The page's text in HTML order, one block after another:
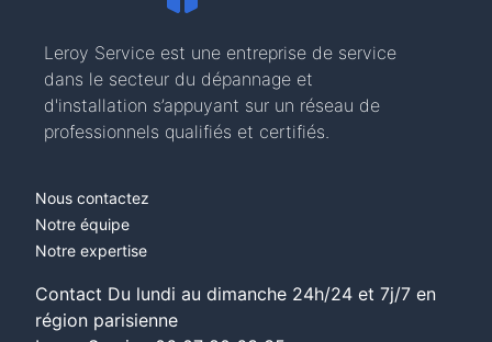
Leroy Service est une entreprise de service
dans le secteur du dépannage et
d'installation s’appuyant sur un réseau de
professionnels qualifiés et certifiés.
Nous contactez
Notre équipe
Notre expertise
Contact Du lundi au dimanche 24h/24 et 7j/7 en
région parisienne